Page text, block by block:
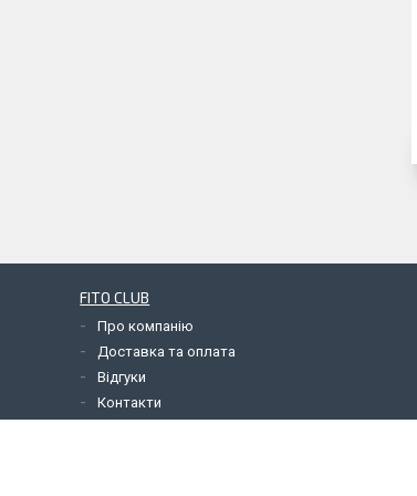
FITO CLUB
Про компанію
Доставка та оплата
Відгуки
Контакти